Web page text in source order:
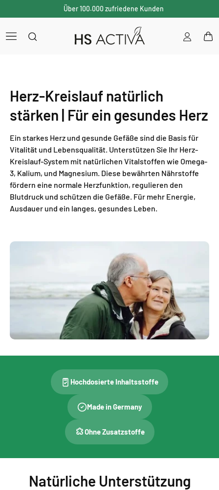
Über 100.000 zufriedene Kunden
Einloggen
K
a
t
e
g
o
r
e
Herz-Kreislauf natürlich
stärken | Für ein gesundes Herz
Ein starkes Herz und gesunde Gefäße sind die Basis für
Vitalität und Lebensqualität. Unterstützen Sie Ihr Herz-
Kreislauf-System mit natürlichen Vitalstoffen wie Omega-
3, Kalium, und Magnesium. Diese bewährten Nährstoffe
fördern eine normale Herzfunktion, regulieren den
Blutdruck und schützen die Gefäße. Für mehr Energie,
Ausdauer und ein langes, gesundes Leben.
Hochdosierte Inhaltsstoffe
Made in Germany
Ohne Zusatzstoffe
Natürliche Unterstützung